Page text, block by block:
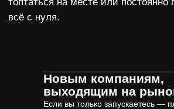
Новым компаниям,
выходящим на
Если вы только запускаетесь —